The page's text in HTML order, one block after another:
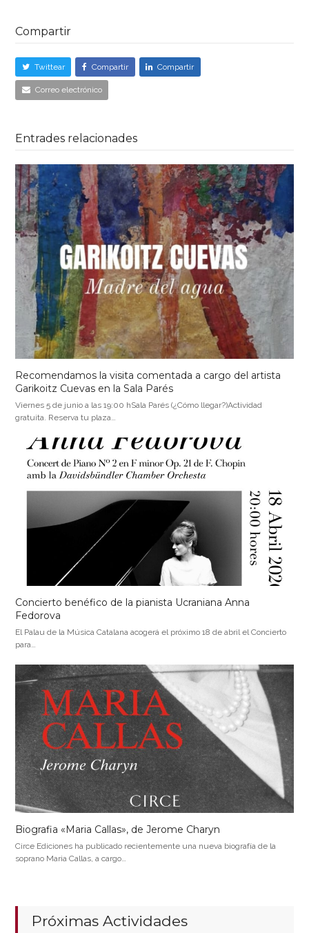
Compartir
Twittear Compartir Compartir
Correo electrónico
Entrades relacionades
Recomendamos la visita comentada a cargo del artista
Garikoitz Cuevas en la Sala Parés
Viernes 5 de junio a las 19:00 hSala Parés (¿Cómo llegar?)Actividad
gratuita. Reserva tu plaza…
Concierto benéfico de la pianista Ucraniana Anna
Fedorova
El Palau de la Música Catalana acogerá el próximo 18 de abril el Concierto
para…
Biografia «Maria Callas», de Jerome Charyn
Circe Ediciones ha publicado recientemente una nueva biografía de la
soprano Maria Callas, a cargo…
Próximas Actividades